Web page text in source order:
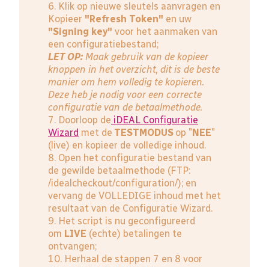
6. Klik op nieuwe sleutels aanvragen en
Kopieer "Refresh Token" en uw
"Signing key" voor het aanmaken van
een configuratiebestand;
LET OP: Maak gebruik van de kopieer
knoppen in het overzicht, dit is de beste
manier om hem volledig te kopieren.
Deze heb je nodig voor een correcte
configuratie van de betaalmethode.
7. Doorloop de iDEAL Configuratie
Wizard met de TESTMODUS op " NEE"
(live) en kopieer de volledige inhoud.
8. Open het configuratie bestand van
de gewilde betaalmethode (FTP:
/idealcheckout/configuration/); en
vervang de VOLLEDIGE inhoud met het
resultaat van de Configuratie Wizard.
9. Het script is nu geconfigureerd
om LIVE (echte) betalingen te
ontvangen;
10. Herhaal de stappen 7 en 8 voor